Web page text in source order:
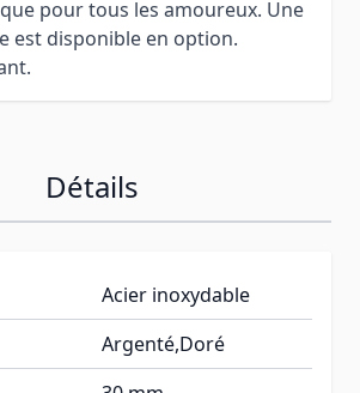
pour tous les amoureux. Une
est disponible en option.
Détails
Acier inoxydable
Argenté,Doré